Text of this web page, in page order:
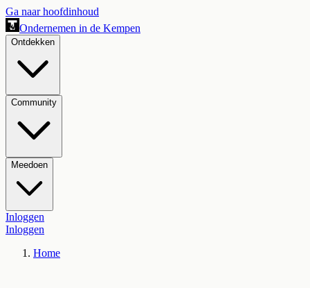
Ga naar hoofdinhoud
Ondernemen in de Kempen
Ontdekken
Community
Meedoen
Inloggen
Inloggen
Home